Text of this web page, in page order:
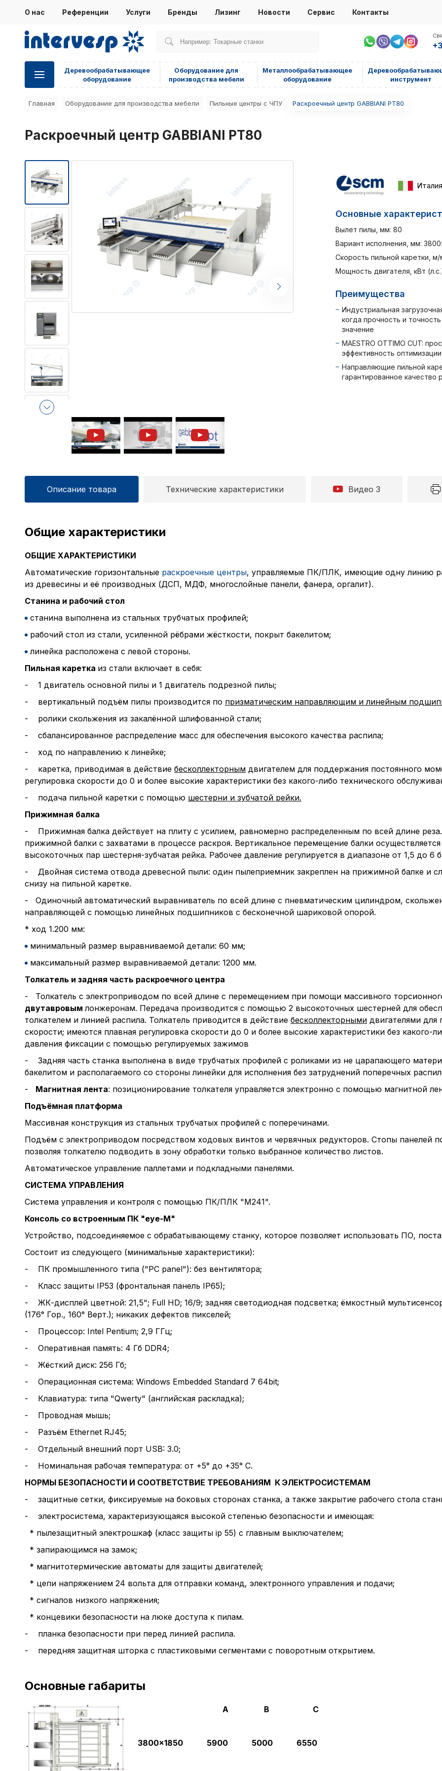
О нас Референции Услуги Бренды Лизинг Новости Сервис Контакты
Деревообрабатывающее
оборудование
Оборудование для
производства мебели
Металлообрабатывающее
оборудование
инструмент
Главная Оборудование для производства мебели Пильные центры с ЧПУ Раскроечный центр GABBIANI PT80
Раскроечный центр GABBIANI PT80
Италия
Основные
Вылет пилы, мм: 80
Вариант исполнения, мм:
Скорость пильной каретки, м/
Мощность двигателя, кВт
Преимущества
Индустриальная
когда прочность и
значение
MAESTRO OTTIMO CUT:
эффективность
Направляющие пильной
гарантированное качество
Описание товара Технические характеристики Видео 3
Общие характеристики
ОБЩИЕ ХАРАКТЕРИСТИКИ
Автоматические горизонтальные раскроечные центры, управляемые ПК/ПЛК, имеющие одну линию
из древесины и её производных (ДСП, МДФ, многослойные панели, фанера, оргалит).
Станина и рабочий стол
станина выполнена из стальных трубчатых профилей;
рабочий стол из стали, усиленной рёбрами жёсткости, покрыт бакелитом;
линейка расположена с левой стороны.
Пильная каретка из стали включает в себя:
- 1 двигатель основной пилы и 1 двигатель подрезной пилы;
- вертикальный подъём пилы производится по призматическим направляющим и линейным
- ролики скольжения из закалённой шлифованной стали;
- сбалансированное распределение масс для обеспечения высокого качества распила;
- ход по направлению к линейке;
- каретка, приводимая в действие бесколлекторным двигателем для поддержания постоянного
регулировка скорости до 0 и более высокие характеристики без какого-либо технического
- подача пильной каретки с помощью шестерни и зубчатой рейки.
Прижимная балка
- Прижимная балка действует на плиту с усилием, равномерно распределенным по всей длине
прижимной балки с захватами в процессе раскроя. Вертикальное перемещение балки
высокоточных пар шестерня-зубчатая рейка. Рабочее давление регулируется в диапазоне от 1,5 до 6
- Двойная система отвода древесной пыли: один пылеприемник закреплен на прижимной балке и
снизу на пильной каретке.
- Одиночный автоматический выравниватель по всей длине с пневматическим цилиндром,
направляющей с помощью линейных подшипников с бесконечной шариковой опорой.
* ход 1.200 мм:
минимальный размер выравниваемой детали: 60 мм;
максимальный размер выравниваемой детали: 1200 мм.
Толкатель и задняя часть раскроечного центра
- Толкатель с электроприводом по всей длине с перемещением при помощи массивного
двутавровым лонжеронам. Передача производится с помощью 2 высокоточных шестерней для
толкателем и линией распила. Толкатель приводится в действие бесколлекторными двигателями
скорости; имеются плавная регулировка скорости до 0 и более высокие характеристики без какого-
давления фиксации с помощью регулируемых зажимов
- Задняя часть станка выполнена в виде трубчатых профилей с роликами из не царапающего
бакелитом и располагаемого со стороны линейки для исполнения без затруднений поперечных
- Магнитная лента: позиционирование толкателя управляется электронно с помощью магнитной
Подъёмная платформа
Массивная конструкция из стальных трубчатых профилей с поперечинами.
Подъём с электроприводом посредством ходовых винтов и червячных редукторов. Стопы панелей
позволяя толкателю подводить в зону обработки только выбранное количество листов.
Автоматическое управление паллетами и подкладными панелями.
СИСТЕМА УПРАВЛЕНИЯ
Система управления и контроля с помощью ПК/ПЛК "M241".
Консоль со встроенным ПК "eye-M"
Устройство, подсоединяемое с обрабатывающему станку, которое позволяет использовать ПО,
Состоит из следующего (минимальные характеристики):
- ПК промышленного типа ("PC panel"): без вентилятора;
- Класс защиты IP53 (фронтальная панель IP65);
- ЖК-дисплей цветной: 21,5"; Full HD; 16/9; задняя светодиодная подсветка; ёмкостный
(176° Гор., 160° Верт.); никаких дефектов пикселей;
- Процессор: Intel Pentium; 2,9 ГГц;
- Оперативная память: 4 Гб DDR4;
- Жёсткий диск: 256 Гб;
- Операционная система: Windows Embedded Standard 7 64bit;
- Клавиатура: типа "Qwerty" (английская раскладка);
- Проводная мышь;
- Разъём Ethernet RJ45;
- Отдельный внешний порт USB: 3.0;
- Номинальная рабочая температура: от +5° до +35° С.
НОРМЫ БЕЗОПАСНОСТИ И СООТВЕТСТВИЕ ТРЕБОВАНИЯМ К ЭЛЕКТРОСИСТЕМАМ
- защитные сетки, фиксируемые на боковых сторонах станка, а также закрытие рабочего стола
- электросистема, характеризующаяся высокой степенью безопасности и имеющая:
* пылезащитный электрошкаф (класс защиты ip 55) с главным выключателем;
* запирающимся на замок;
* магнитотермические автоматы для защиты двигателей;
* цепи напряжением 24 вольта для отправки команд, электронного управления и подачи;
* сигналов низкого напряжения;
* концевики безопасности на люке доступа к пилам.
- планка безопасности при перед линией распила.
- передняя защитная шторка с пластиковыми сегментами с поворотным открытием.
Основные габариты
A B C
3800x1850 5900 5000 6550
Вы можете
в нижней или
Перед тем